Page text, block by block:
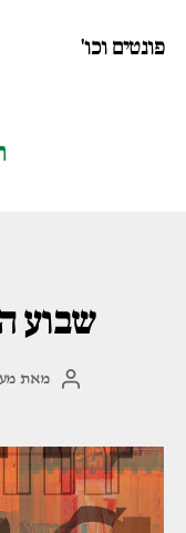
פונטים וכו'
שבוע
המחבר
מאת